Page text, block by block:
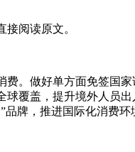
阅读原文。
。做好单方面免签国
覆盖，提升境外人员
牌，推进国际化消费